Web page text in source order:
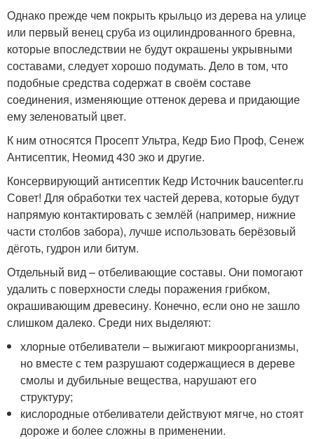
Однако прежде чем покрыть крыльцо из дерева на улице
или первый венец сруба из оцилиндрованного бревна,
которые впоследствии не будут окрашены укрывными
составами, следует хорошо подумать. Дело в том, что
подобные средства содержат в своём составе
соединения, изменяющие оттенок дерева и придающие
ему зеленоватый цвет.
К ним относятся Просепт Ультра, Кедр Био Проф, Сенеж
Антисептик, Неомид 430 эко и другие.
Консервирующий антисептик Кедр Источник baucenter.ru
Совет! Для обработки тех частей дерева, которые будут
напрямую контактировать с землёй (например, нижние
части столбов забора), лучше использовать берёзовый
дёготь, гудрон или битум.
Отдельный вид – отбеливающие составы. Они помогают
удалить с поверхности следы поражения грибком,
окрашивающим древесину. Конечно, если оно не зашло
слишком далеко. Среди них выделяют:
хлорные отбеливатели – выжигают микроорганизмы,
но вместе с тем разрушают содержащиеся в дереве
смолы и дубильные вещества, нарушают его
структуру;
кислородные отбеливатели действуют мягче, но стоят
дороже и более сложны в применении.